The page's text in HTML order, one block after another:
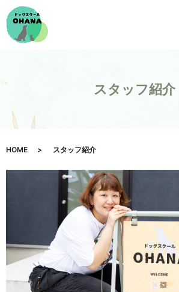
スタッフ紹介
HOME スタッフ紹介